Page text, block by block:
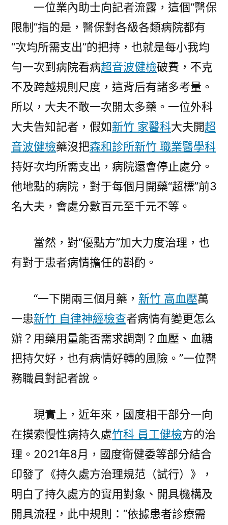
一位業內助士向記者流露，這個“醫保
限制”指的是，醫保對各級各類病院都有
“次均所需支出”的把持，也就是每小我均
勻一次到病院看病超音波健檢破費，不克
不及跨越規則尺度，這背后有諸多考量。
所以，大夫不敢一次開太多藥。一位外科
大夫告知記者，假如新竹 家醫科大夫開超
音波健檢藥沒把森和診所新竹 職業醫學科
持好次均所需支出，病院還會停止處分。
他地點的病院，對于每個月開藥“超標”前3
名大夫，會處分數百元至千元不等。
當然，對“優點方”加大力度治理，也
有對于患者病情擔任的斟酌。
“一下開兩三個月藥， 新竹 高血壓萬
一患新竹 自律神經檢查者病情有變更怎么
辦？用藥用量能否需求調劑？血壓、血糖
把持欠好，也有病情好轉的風險。”一位醫
務職員對記者說。
現實上，近年來，國度相干部分一向
在摸索慢性病持久處竹科 員工健檢方的治
理。2021年8月，國度衛健委等部分結合
印發了《持久處方治理規范（試行）》，
明白了持久處方的實用對象、開具機構及
開具流程，此中規則：“依據患者診療需